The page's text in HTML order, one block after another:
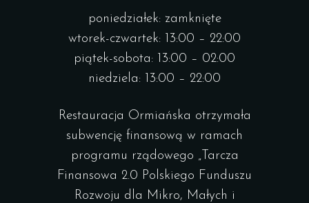
poniedziałek: zamknięte
wtorek-czwartek: 13:00 – 22:00
piątek-sobota: 13:00 – 02:00
niedziela: 13:00 – 22:00
Restauracja Ormiańska otrzymała
subwencję finansową w ramach
programu rządowego „Tarcza
Finansowa 2.0 Polskiego Funduszu
Rozwoju dla Mikro, Małych i